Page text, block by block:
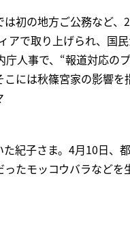
初の地方ご公務など、
アで取り上げられ、国
人事で、“報道対応の
には秋篠宮家の影響
紀子さま。4月10日、
たモッコウバラなどを